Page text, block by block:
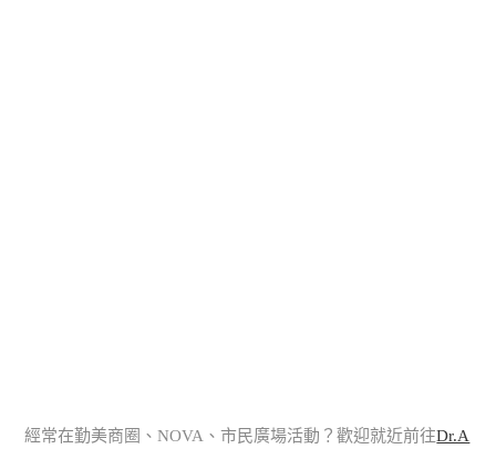
經常在勤美商圈、NOVA、市民廣場活動？歡迎就近前往Dr.A